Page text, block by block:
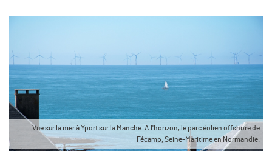
Vue sur la mer à Yport sur la Manche. A l'horizon, le parc éolien offshore de
Fécamp, Seine-Maritime en Normandie.